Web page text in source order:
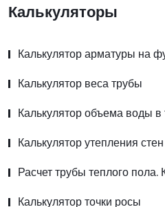
Калькуляторы
Калькулятор арматуры на
Калькулятор веса трубы
Калькулятор объема воды в
Калькулятор утепления стен
Расчет трубы теплого пола.
Калькулятор точки росы